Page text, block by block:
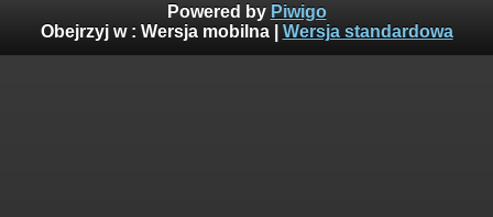
Powered by Piwigo
Obejrzyj w : Wersja mobilna| Wersja standardowa